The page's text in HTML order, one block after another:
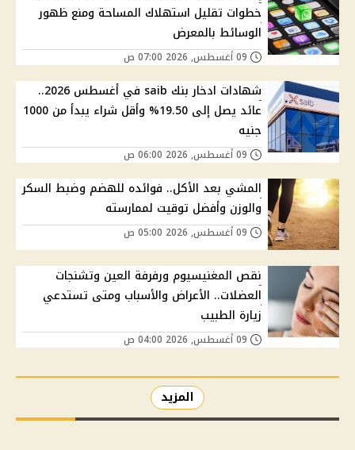
خطوات تقليل استهلاك المساحة ومنع ظهور
الوسائط بالمعرض
شهادات ادخار بنك saib في أغسطس 2026..
عائد يصل إلى 19.50% وأقل شراء يبدأ من 1000
جنيه
المشي بعد الأكل.. فوائده للهضم وضبط السكر
والوزن وأفضل توقيت لممارسته
نقص المغنيسيوم ورفرفة العين وتشنجات
العضلات.. الأعراض والأسباب ومتى تستدعي
زيارة الطبيب
المزيد